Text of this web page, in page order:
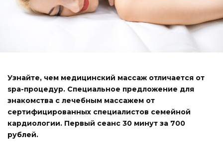
Узнайте, чем медицинский массаж отличается от
spa-процедур. Специальное предложение для
знакомства с лечебным массажем от
сертифицированных специалистов семейной
кардиологии. Первый сеанс 30 минут за 700
рублей.